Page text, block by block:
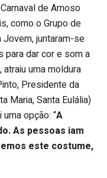
de Arnoso
como o Grupo de
Jovem, juntaram-se
dar cor e som a
uma moldura
Presidente da
Maria, Santa Eulália)
opção: “A
As pessoas iam
este costume,